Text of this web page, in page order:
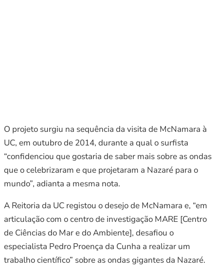
O projeto surgiu na sequência da visita de McNamara à
UC, em outubro de 2014, durante a qual o surfista
“confidenciou que gostaria de saber mais sobre as ondas
que o celebrizaram e que projetaram a Nazaré para o
mundo”, adianta a mesma nota.
A Reitoria da UC registou o desejo de McNamara e, “em
articulação com o centro de investigação MARE [Centro
de Ciências do Mar e do Ambiente], desafiou o
especialista Pedro Proença da Cunha a realizar um
trabalho científico” sobre as ondas gigantes da Nazaré.